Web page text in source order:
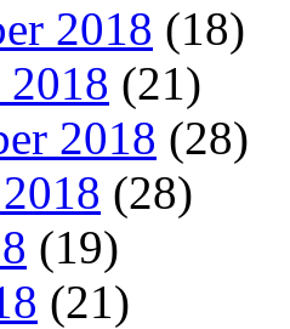
2018 (18)
(21)
2018 (28)
(28)
(19)
(21)